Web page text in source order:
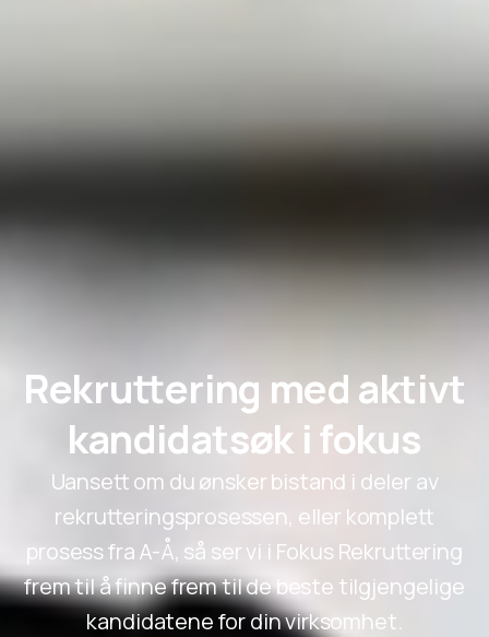
Rekruttering med aktivt
kandidatsøk i fokus
Uansett om du ønsker bistand i deler av
rekrutteringsprosessen, eller komplett
prosess fra A-Å, så ser vi i Fokus Rekruttering
frem til å finne frem til de beste tilgjengelige
kandidatene for din virksomhet.